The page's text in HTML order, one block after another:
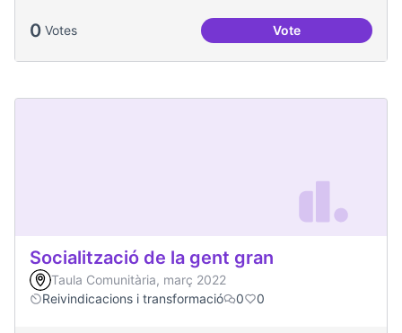
0 Votes VoteSoledat i aïllament
Socialització de la gent gran
Taula Comunitària, març 2022
Reivindicacions i transformació
0 0